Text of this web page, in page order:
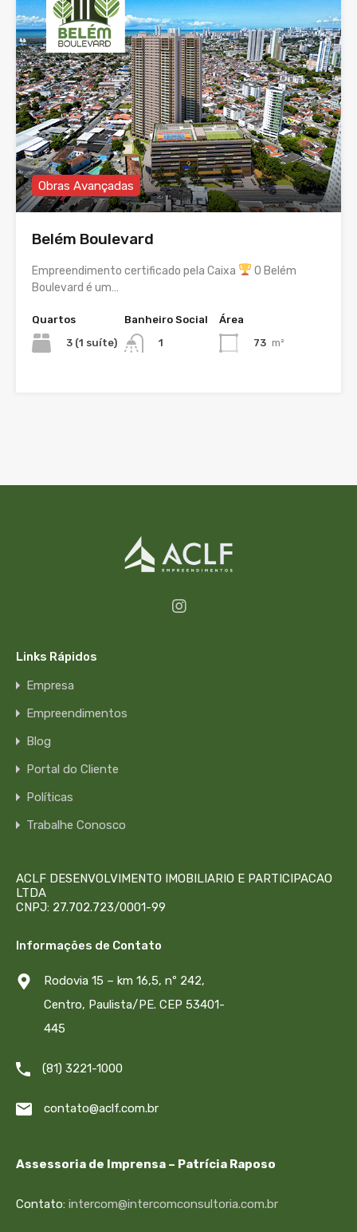
Obras Avançadas
Belém Boulevard
Empreendimento certificado pela Caixa
O Belém
Boulevard é um…
Quartos
3 (1 suíte)
Banheiro Social
1
Área
73 m²
Links Rápidos
Empresa
Empreendimentos
Blog
Portal do Cliente
Políticas
Trabalhe Conosco
ACLF DESENVOLVIMENTO IMOBILIARIO E PARTICIPACAO
LTDA
CNPJ: 27.702.723/0001-99
Informações de Contato
Rodovia 15 – km 16,5, nº 242,
Centro, Paulista/PE. CEP 53401-
445
(81) 3221-1000
contato@aclf.com.br
Assessoria de Imprensa – Patrícia Raposo
Contato: intercom@intercomconsultoria.com.br